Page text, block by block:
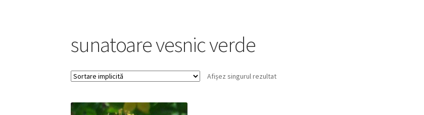
sunatoare vesnic verde
Afișez singurul rezultat